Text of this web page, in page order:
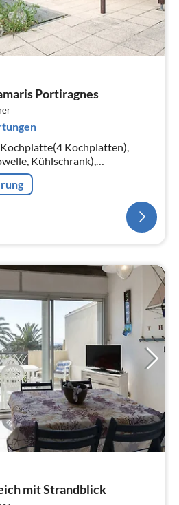
Portiragnes
Kochplatten),
Kühlschrank),
TV(keine
keine deutsche...
mit Strandblick